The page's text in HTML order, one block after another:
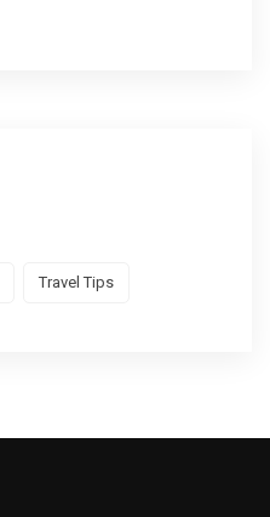
Travel Tips